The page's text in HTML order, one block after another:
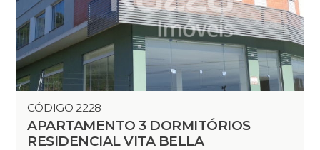
CÓDIGO 2228
APARTAMENTO 3 DORMITÓRIOS
RESIDENCIAL VITA BELLA